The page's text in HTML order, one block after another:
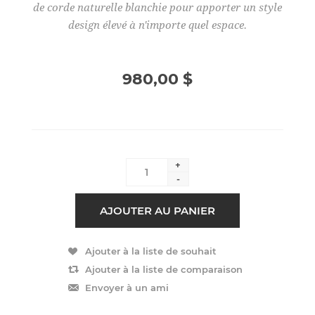
de corde naturelle blanchie pour apporter un style
design élevé à n'importe quel espace.
980,00 $
+
-